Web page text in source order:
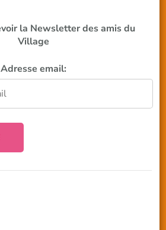
la Newsletter des amis du
Village
Adresse email: